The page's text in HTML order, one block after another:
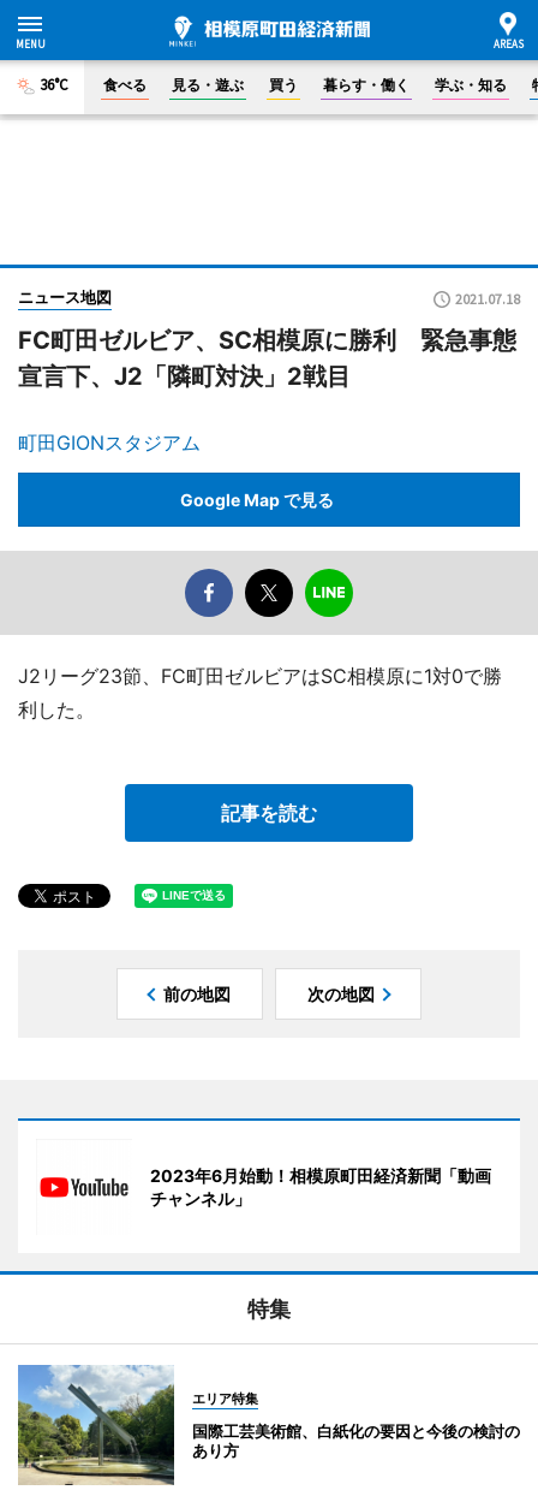
36°C 食べる 見る・遊ぶ 買う 暮らす・働く 学ぶ・知る
ニュース地図 2021.07.18
FC町田ゼルビア、SC相模原に勝利 緊急事態
宣言下、J2「隣町対決」2戦目
町田GIONスタジアム
Google Map で見る
J2リーグ23節、FC町田ゼルビアはSC相模原に1対0で勝
利した。
記事を読む
前の地図 次の地図
2023年6月始動！相模原町田経済新聞「動画
チャンネル」
特集
エリア特集
国際工芸美術館、白紙化の要因と今後の検討の
あり方